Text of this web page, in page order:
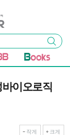
검색
바이오로직
작게 크게